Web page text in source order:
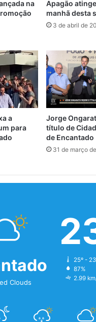
na
Apagão
manhã desta
3 de abril de
a
para
Jorge
título de
de Encantado
31 de março
Clouds
25º -
87%
2.99